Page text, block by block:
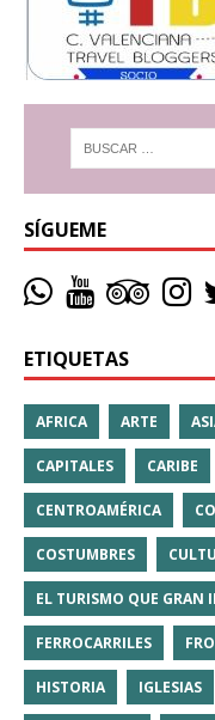
SÍGUEME
ETIQUETAS
AFRICA ARTE
CAPITALES CARIBE
CENTROAMÉRICA
COSTUMBRES
EL TURISMO QUE GRAN
FERROCARRILES
HISTORIA IGLESIAS